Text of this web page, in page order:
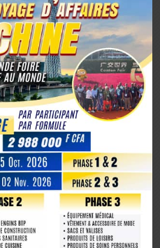
prévus en
expansion minière entre
officielle du
BUSINESS ALLIANCE
Abou Dosso nommé
en Chine, un tournant